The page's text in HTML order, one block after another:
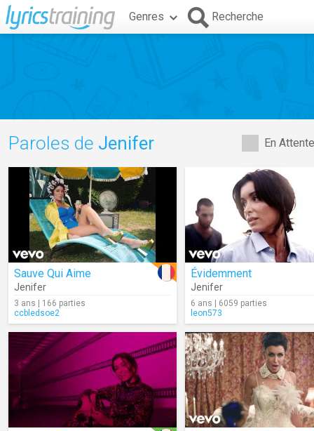
Genres Recherche
En
Paroles de Jenifer
Sauve Qui Aime
Jenifer
3 ans | 166 parties
ccbledsoe2
Évidemment
Jenifer
6 ans | 6059 parties
leon573